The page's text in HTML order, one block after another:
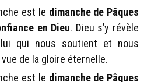
est le dimanche de Pâques
en Dieu. Dieu s’y révèle
qui nous soutient et nous
de la gloire éternelle.
est le dimanche de Pâques